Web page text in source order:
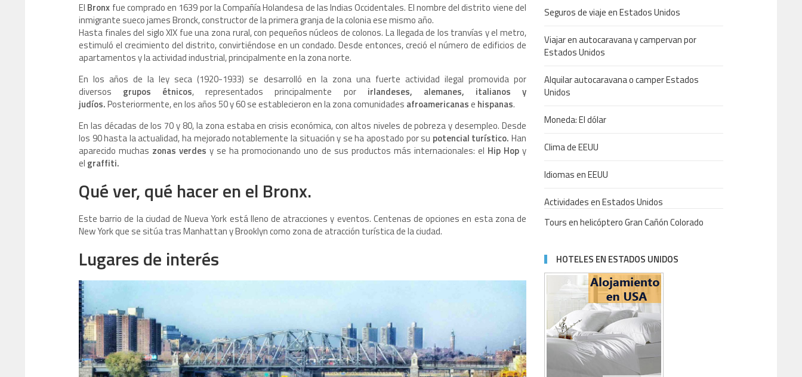
El Bronx fue comprado en 1639 por la Compañía Holandesa de las Indias Occidentales. El nombre del distrito viene del
inmigrante sueco james Bronck, constructor de la primera granja de la colonia ese mismo año.
Hasta finales del siglo XIX fue una zona rural, con pequeños núcleos de colonos. La llegada de los tranvías y el metro,
estimuló el crecimiento del distrito, convirtiéndose en un condado. Desde entonces, creció el número de edificios de
apartamentos y la actividad industrial, principalmente en la zona norte.
En los años de la ley seca (1920-1933) se desarrolló en la zona una fuerte actividad ilegal promovida por
diversos grupos étnicos, representados principalmente porirlandeses, alemanes, italianos y
judíos.Posteriormente, en los años 50 y 60 se establecieron en la zona comunidades afroamericanase hispanas.
En las décadas de los 70 y 80, la zona estaba en crisis económica, con altos niveles de pobreza y desempleo. Desde
los 90 hasta la actualidad, ha mejorado notablemente la situación y se ha apostado por su potencial turístico.Han
aparecido muchas zonas verdesy se ha promocionando uno de sus productos más internacionales: el Hip Hopy
el graffiti.
Qué ver, qué hacer en el Bronx.
Este barrio de la ciudad de Nueva York está lleno de atracciones y eventos. Centenas de opciones en esta zona de
New York que se sitúa tras Manhattan y Brooklyn como zona de atracción turística de la ciudad.
Lugares de interés
Seguros de viaje en Estados Unidos
Viajar en autocaravana y campervan por
Estados Unidos
Alquilar autocaravana o camper Estados
Unidos
Moneda: El dólar
Clima de EEUU
Idiomas en EEUU
Actividades en Estados Unidos
Tours en helicóptero Gran Cañón Colorado
HOTELES EN ESTADOS UNIDOS